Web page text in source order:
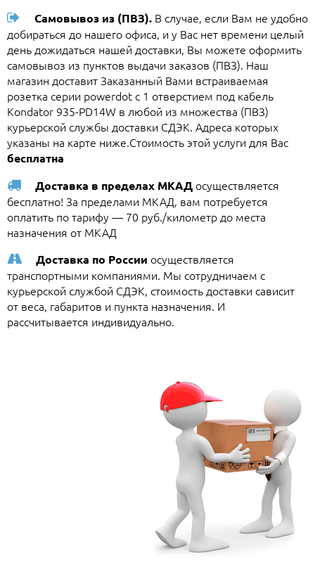
Самовывоз из (ПВЗ). В случае, если Вам не удобно
добираться до нашего офиса, и у Вас нет времени целый
день дожидаться нашей доставки, Вы можете оформить
самовывоз из пунктов выдачи заказов (ПВЗ). Наш
магазин доставит Заказанный Вами встраиваемая
розетка серии powerdot с 1 отверстием под кабель
Kondator 935-PD14W в любой из множества (ПВЗ)
курьерской службы доставки СДЭК. Адреса которых
указаны на карте ниже.Стоимость этой услуги для Вас
бесплатна
Доставка в пределах МКАД осуществляется
бесплатно! За пределами МКАД, вам потребуется
оплатить по тарифу — 70 руб./километр до места
назначения от МКАД
Доставка по России осуществляется
транспортными компаниями. Мы сотрудничаем с
курьерской службой СДЭК, стоимость доставки сависит
от веса, габаритов и пункта назначения. И
рассчитывается индивидуально.